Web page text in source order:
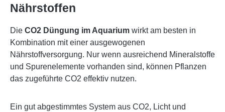
Nährstoffen
Die CO2 Düngung im Aquarium wirkt am besten in
Kombination mit einer ausgewogenen
Nährstoffversorgung. Nur wenn ausreichend Mineralstoffe
und Spurenelemente vorhanden sind, können Pflanzen
das zugeführte CO2 effektiv nutzen.
Ein gut abgestimmtes System aus CO2, Licht und